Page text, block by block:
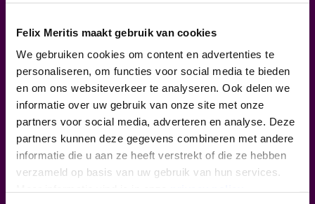
Felix Meritis maakt gebruik van cookies
We gebruiken cookies om content en advertenties te
personaliseren, om functies voor social media te bieden
en om ons websiteverkeer te analyseren. Ook delen we
informatie over uw gebruik van onze site met onze
partners voor social media, adverteren en analyse. Deze
partners kunnen deze gegevens combineren met andere
informatie die u aan ze heeft verstrekt of die ze hebben
verzameld op basis van uw gebruik van hun services.
Programma
InEetrituelengaan we samen met onze
gasten en publiek op onderzoek uit. In deel
één op 18 november gaan we volledig online
en pluizen we met onderzoeker Lenno
Munnikes uit hoe onze eetgeschiedenis eruit
ziet, en wat voor rol vlees daarin speelt.
Samen met wetenschapsterMeredith
Overmanduiken we in een project dat toont
hoe diep eten eigenlijk geworteld zit in